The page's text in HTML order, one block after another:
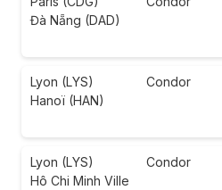
Đà Nẵng (DAD)
Lyon (LYS)
Hanoï (HAN)
Condor
Lyon (LYS)
Hô Chi Minh Ville
Condor